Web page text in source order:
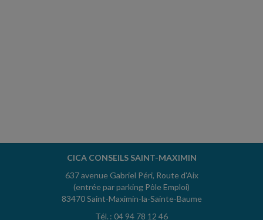
CICA CONSEILS SAINT-MAXIMIN
637 avenue Gabriel Péri, Route d'Aix
(entrée par parking Pôle Emploi)
83470 Saint-Maximin-la-Sainte-Baume
Tél. : 04 94 78 12 46